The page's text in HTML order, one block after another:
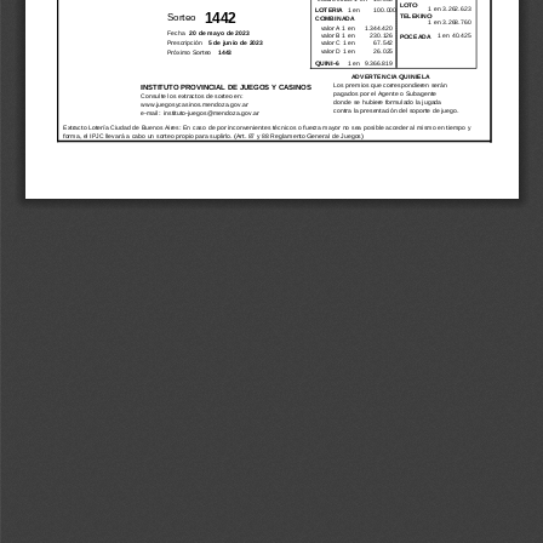
Fecha
Próximo Sorteo
Prescripción
e-mail:  instituto-juegos@mendoza.gov.ar
Consulte los extractos de sorteo en:
www.juegosycasinos.mendoza.gov.ar
Los premios que correspondieren serán
1 en
valor B 1 en
valor C 1 en
valor A 1 en
valor D 1 en
1 en
1 en 3.262.623
1 en 3.268.760
1 en 40.425
Extracto Lotería Ciudad de Buenos Aires: En caso de por inconvenientes técnicos o fuerza mayor no sea posible acceder al mismo en tiempo y
1.344.420
230.126
67.542
26.025
9.366.819
100.000
pagados por el Agente o Subagente
donde se hubiere formulado la jugada
contra la presentación del soporte de juego.
forma, el IPJC llevará a cabo un sorteo propio para suplirlo. (Art. 87 y 88 Reglamento General de Juegos)
ADVERTENCIA QUINIELA
1443
20 de mayo de 2023
5 de junio de 2023
LOTERIA
COMBINADA
QUINI-6
LOTO
TELEKINO
POCEADA
INSTITUTO PROVINCIAL DE JUEGOS Y CASINOS
Sorteo 1442